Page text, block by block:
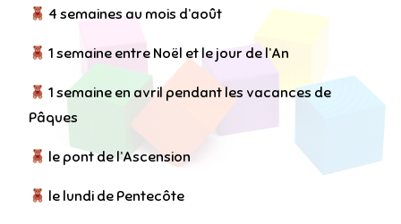
4 semaines au mois d’août
1 semaine entre Noël et le jour de l’An
1 semaine en avril pendant les vacances de
Pâques
le pont de l’Ascension
le lundi de Pentecôte